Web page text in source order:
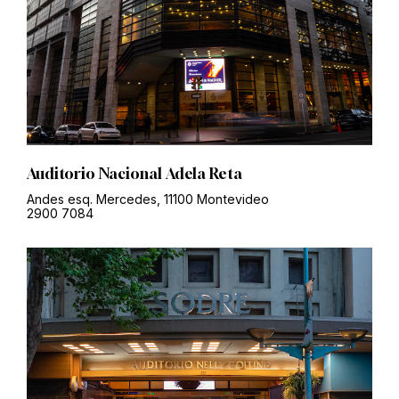
Auditorio Nacional Adela Reta
Andes esq. Mercedes, 11100 Montevideo
2900 7084